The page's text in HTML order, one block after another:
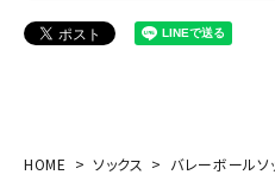
HOME ソックス
バレーボールソ